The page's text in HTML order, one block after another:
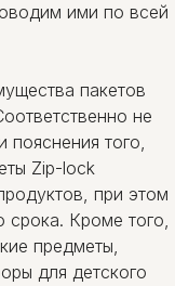
ими по всей
пакетов
не
того,
Zip-lock
при этом
срока. Кроме того,
предметы,
для детского